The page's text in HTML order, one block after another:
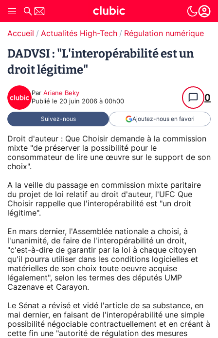
Accueil Actualités High-Tech Régulation numérique
DADVSI : "L'interopérabilité est un
droit légitime"
Par Ariane Beky
Publié le 20 juin 2006 à 00h00 0
Suivez-nous Ajoutez-nous en favori
Droit d'auteur : Que Choisir demande à la commission
mixte "de préserver la possibilité pour le
consommateur de lire une œuvre sur le support de son
choix".
A la veille du passage en commission mixte paritaire
du projet de loi relatif au droit d'auteur, l'UFC Que
Choisir rappelle que l'interopérabilité est "un droit
légitime".
En mars dernier, l'Assemblée nationale a choisi, à
l'unanimité, de faire de l'interopérabilité un droit,
"c'est-à-dire de garantir par la loi à chaque citoyen
qu'il pourra utiliser dans les conditions logicielles et
matérielles de son choix toute oeuvre acquise
légalement", selon les termes des députés UMP
Cazenave et Carayon.
Le Sénat a révisé et vidé l'article de sa substance, en
mai dernier, en faisant de l'interopérabilité une simple
possibilité négociable contractuellement et en créant à
cette fin une "autorité de régulation des mesures